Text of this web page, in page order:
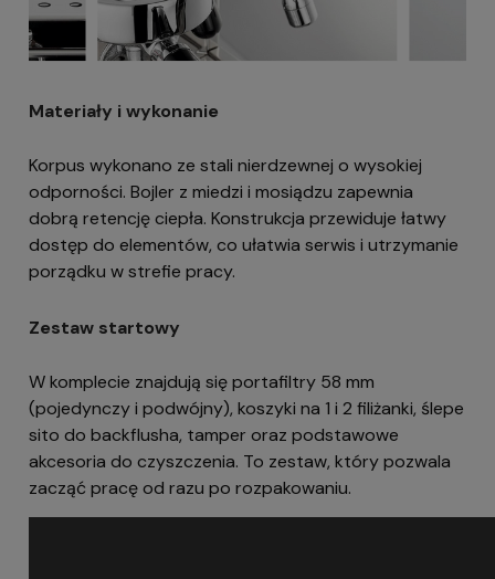
Materiały i wykonanie
Korpus wykonano ze stali nierdzewnej o wysokiej
odporności. Bojler z miedzi i mosiądzu zapewnia
dobrą retencję ciepła. Konstrukcja przewiduje łatwy
dostęp do elementów, co ułatwia serwis i utrzymanie
porządku w strefie pracy.
Zestaw startowy
W komplecie znajdują się portafiltry 58 mm
(pojedynczy i podwójny), koszyki na 1 i 2 filiżanki, ślepe
sito do backflusha, tamper oraz podstawowe
akcesoria do czyszczenia. To zestaw, który pozwala
zacząć pracę od razu po rozpakowaniu.